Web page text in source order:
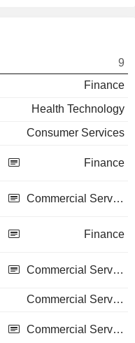
9
Finance
Health Technology
Consumer Services
Finance
Commercial Services
Finance
Commercial Services
Commercial Services
Commercial Services